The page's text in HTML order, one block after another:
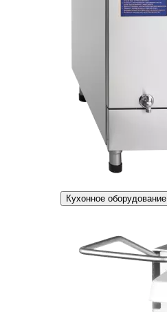
Кухонное оборудование